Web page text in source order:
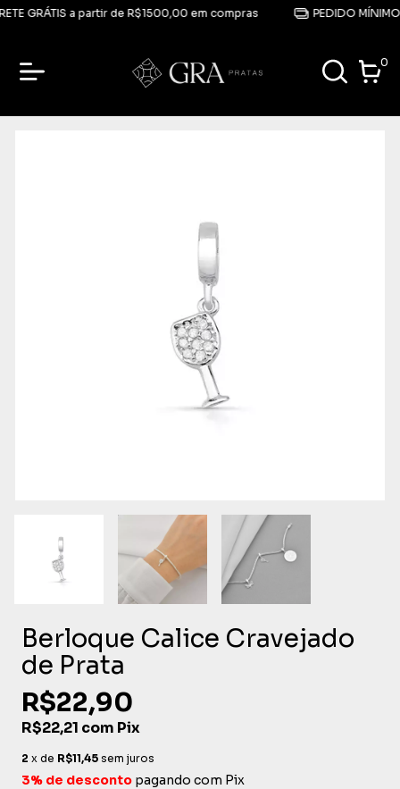
GRÁTIS a partir de R$1500,00 em compras PEDIDO MÍNIMO
0
Berloque Calice Cravejado
de Prata
R$22,90
R$22,21 com Pix
2 x de R$11,45 sem juros
3% de desconto pagando com Pix